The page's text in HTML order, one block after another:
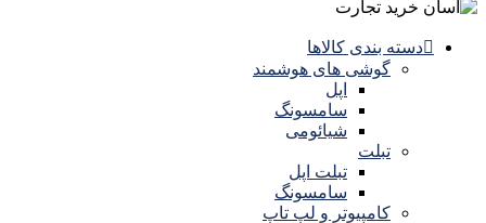
دسته بندی کالاها
گوشی های هوشمند
اپل
سامسونگ
شیائومی
تبلت
تبلت اپل
سامسونگ
کامپیوتر و لپ تاپ